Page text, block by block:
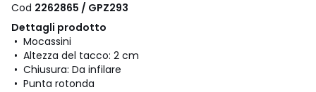
Cod 2262865 / GPZ293
Dettagli prodotto
• Mocassini
• Altezza del tacco: 2 cm
• Chiusura: Da infilare
• Punta rotonda